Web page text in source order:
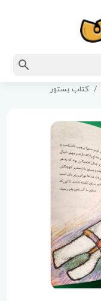
کتاب بستور